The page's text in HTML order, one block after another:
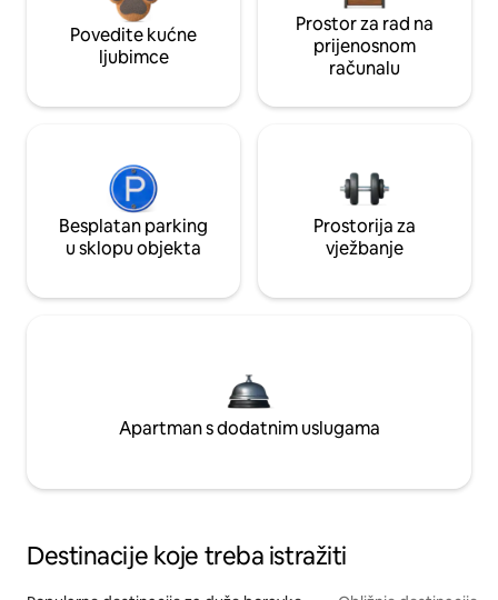
Povedite kućne
ljubimce
Prostor za rad na
prijenosnom
računalu
Besplatan parking
u sklopu objekta
Prostorija za
vježbanje
Apartman s dodatnim uslugama
Destinacije koje treba istražiti